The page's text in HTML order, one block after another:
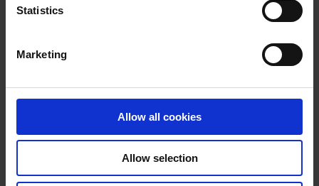
Statistics
Marketing
Allow all cookies
Allow selection
un e-mail à
Avez-vous trouvé la réponse à votre question
dans la section FAQ ?